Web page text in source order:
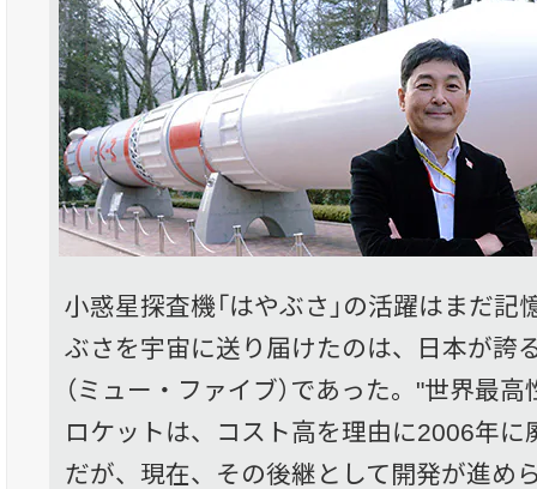
小惑星探査機「はやぶさ」の活躍はまだ
ぶさを宇宙に送り届けたのは、日本が誇
（ミュー・ファイブ）であった。"世界最
ロケットは、コスト高を理由に2006年に
だが、現在、その後継として開発が進め